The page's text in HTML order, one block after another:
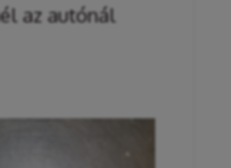
az autónál